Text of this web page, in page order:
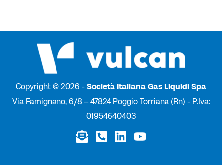
Copyright © 2026 - Società Italiana Gas Liquidi Spa
Via Famignano, 6/8 – 47824 Poggio Torriana (Rn) - P.Iva:
01954640403